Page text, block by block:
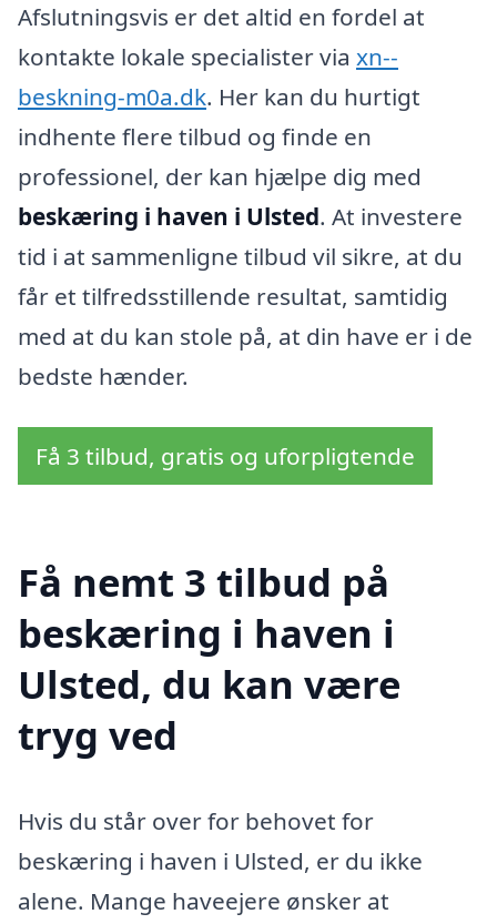
Afslutningsvis er det altid en fordel at
kontakte lokale specialister via xn--
beskning-m0a.dk. Her kan du hurtigt
indhente flere tilbud og finde en
professionel, der kan hjælpe dig med
beskæring i haven i Ulsted. At investere
tid i at sammenligne tilbud vil sikre, at du
får et tilfredsstillende resultat, samtidig
med at du kan stole på, at din have er i de
bedste hænder.
Få 3 tilbud, gratis og uforpligtende
Få nemt 3 tilbud på
beskæring i haven i
Ulsted, du kan være
tryg ved
Hvis du står over for behovet for
beskæring i haven i Ulsted, er du ikke
alene. Mange haveejere ønsker at